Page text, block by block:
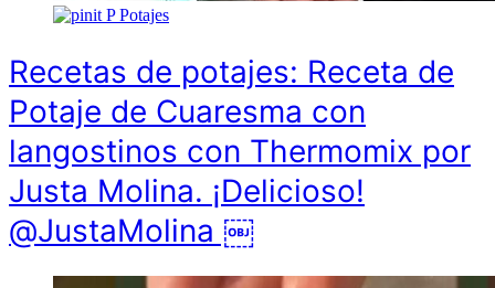
P Potajes
Recetas de potajes: Receta de
Potaje de Cuaresma con
langostinos con Thermomix por
Justa Molina. ¡Delicioso!
@JustaMolina ￼